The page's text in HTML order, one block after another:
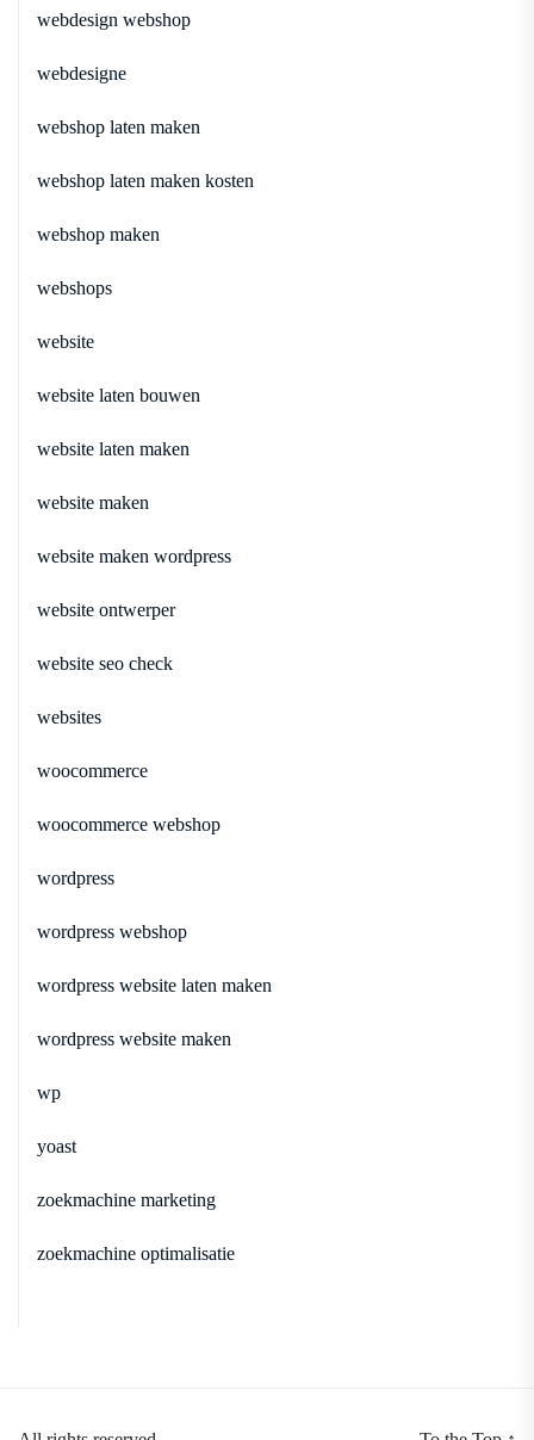
webdesign webshop
webdesigne
webshop laten maken
webshop laten maken kosten
webshop maken
webshops
website
website laten bouwen
website laten maken
website maken
website maken wordpress
website ontwerper
website seo check
websites
woocommerce
woocommerce webshop
wordpress
wordpress webshop
wordpress website laten maken
wordpress website maken
wp
yoast
zoekmachine marketing
zoekmachine optimalisatie